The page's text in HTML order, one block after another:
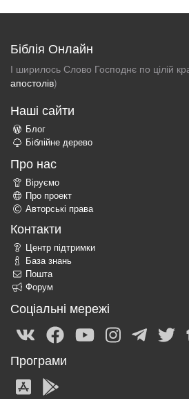
Біблія Онлайн
І ширилось Слово Господнє по цілій
апостолів)
Наші сайти
Блог
Біблійне дерево
Про нас
Віруємо
Про проект
Авторські права
Контакти
Центр підтримки
База знань
Пошта
Форум
Соціальні мережі
Програми